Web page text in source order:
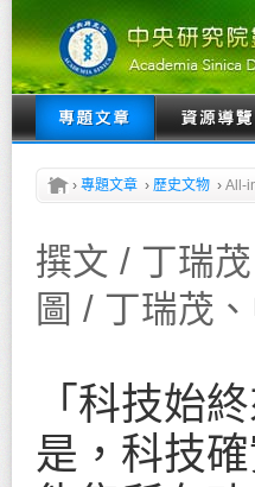
› 專題文章 › 歷史文物 › All-
撰文 / 丁瑞茂
圖 / 丁瑞茂
「科技始
是，科技